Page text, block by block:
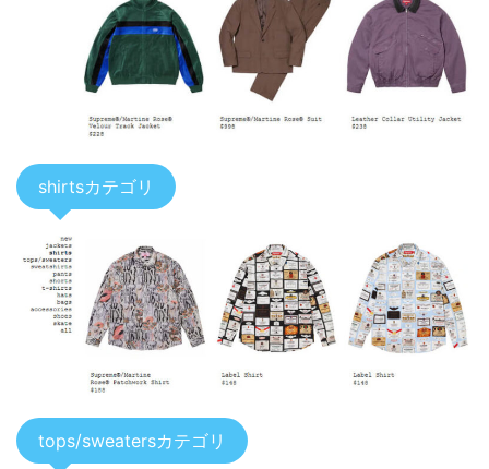
shirtsカテゴリ
tops/sweatersカテゴリ